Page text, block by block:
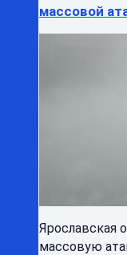
массовой
Ярославская
массовую